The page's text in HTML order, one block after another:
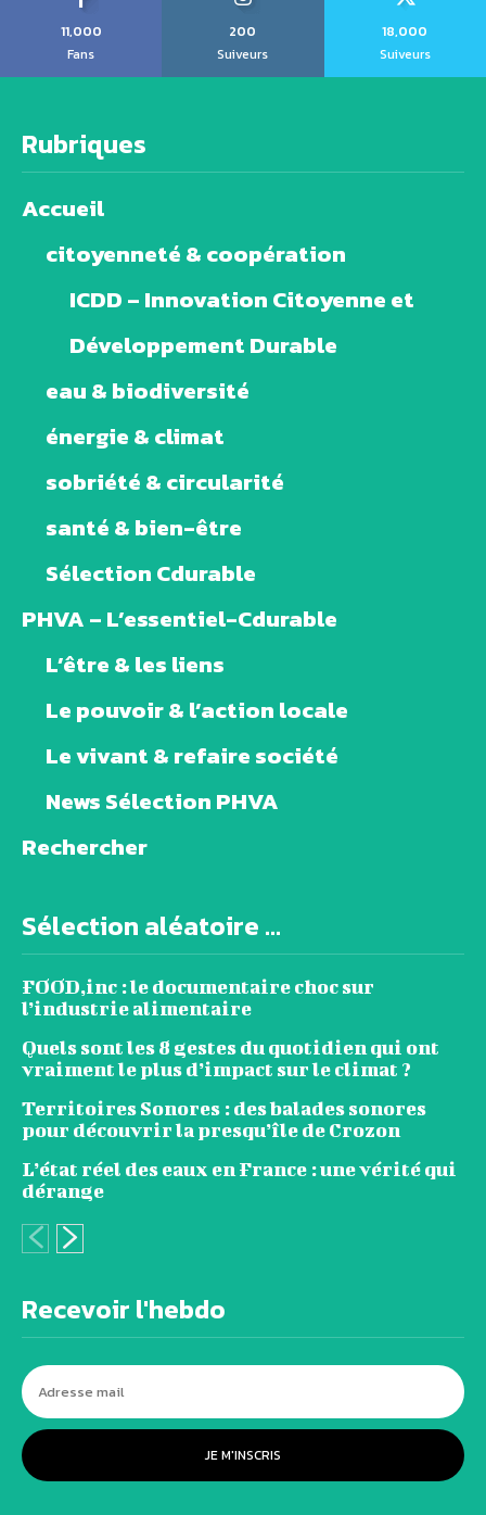
11,000
Fans
200
Suiveurs
18,000
Suiveurs
Rubriques
Accueil
citoyenneté & coopération
ICDD – Innovation Citoyenne et
Développement Durable
eau & biodiversité
énergie & climat
sobriété & circularité
santé & bien-être
Sélection Cdurable
PHVA – L’essentiel-Cdurable
L’être & les liens
Le pouvoir & l’action locale
Le vivant & refaire société
News Sélection PHVA
Rechercher
Sélection aléatoire ...
FOOD,inc : le documentaire choc sur
l’industrie alimentaire
Quels sont les 8 gestes du quotidien qui ont
vraiment le plus d’impact sur le climat ?
Territoires Sonores : des balades sonores
pour découvrir la presqu’île de Crozon
L’état réel des eaux en France : une vérité qui
dérange
Recevoir l'hebdo
JE M'INSCRIS